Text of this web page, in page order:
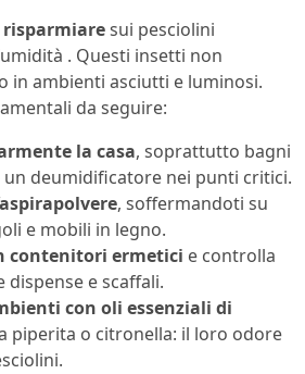
sui pesciolini
. Questi insetti non
in ambienti asciutti e luminosi.
da seguire:
la casa, soprattutto bagni
un deumidificatore nei punti critici.
, soffermandoti su
e mobili in legno.
contenitori ermetici e controlla
e scaffali.
con oli essenziali di
piperita o citronella: il loro odore